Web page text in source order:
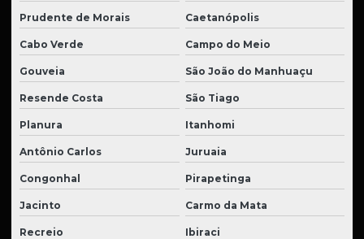
Prudente de Morais Caetanópolis
Cabo Verde Campo do Meio
Gouveia São João do Manhuaçu
Resende Costa São Tiago
Planura Itanhomi
Antônio Carlos Juruaia
Congonhal Pirapetinga
Jacinto Carmo da Mata
Recreio Ibiraci